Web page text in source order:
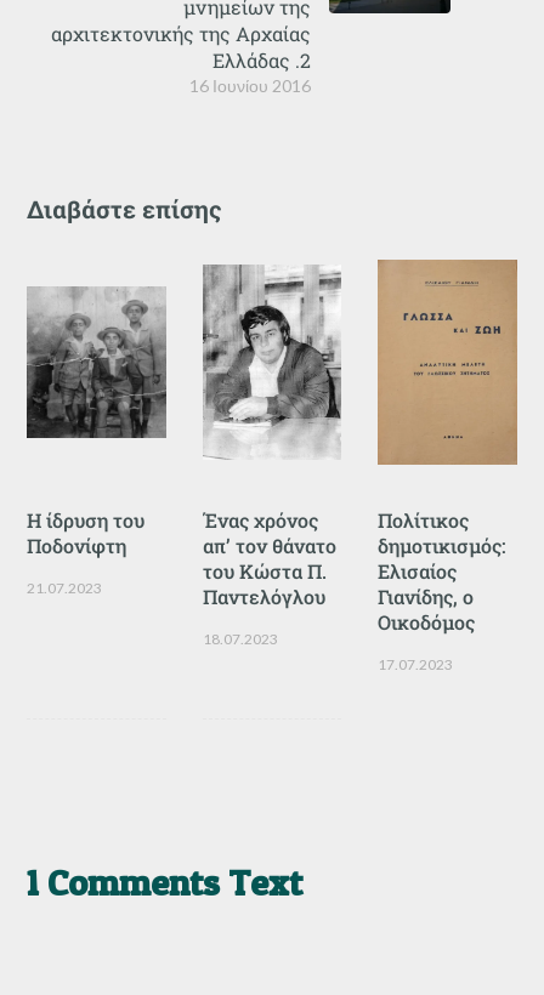
16 Ιουνίου 2016
μνημείων της
αρχιτεκτονικής της Αρχαίας
Ελλάδας .2
Διαβάστε επίσης
Η ίδρυση του
Ποδονίφτη
21.07.2023
Ένας χρόνος
απ’ τον θάνατο
του Κώστα Π.
Παντελόγλου
18.07.2023
Πολίτικος
δημοτικισμός:
Ελισαίος
Γιανίδης, ο
Οικοδόμος
17.07.2023
1 Comments Text